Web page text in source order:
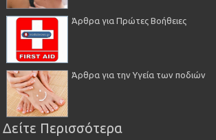
Άρθρα για Πρώτες Βοήθειες
Άρθρα για την Υγεία των ποδιών
Δείτε Περισσότερα